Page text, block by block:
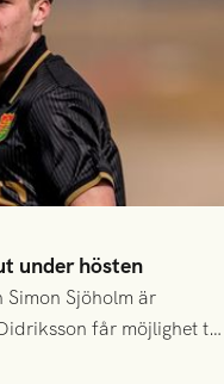
under hösten
Simon Sjöholm är
får möjlighet till